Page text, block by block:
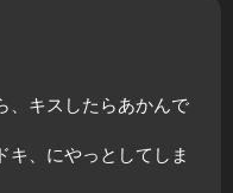
、キスしたらあかんで
キ、にやっとしてしま